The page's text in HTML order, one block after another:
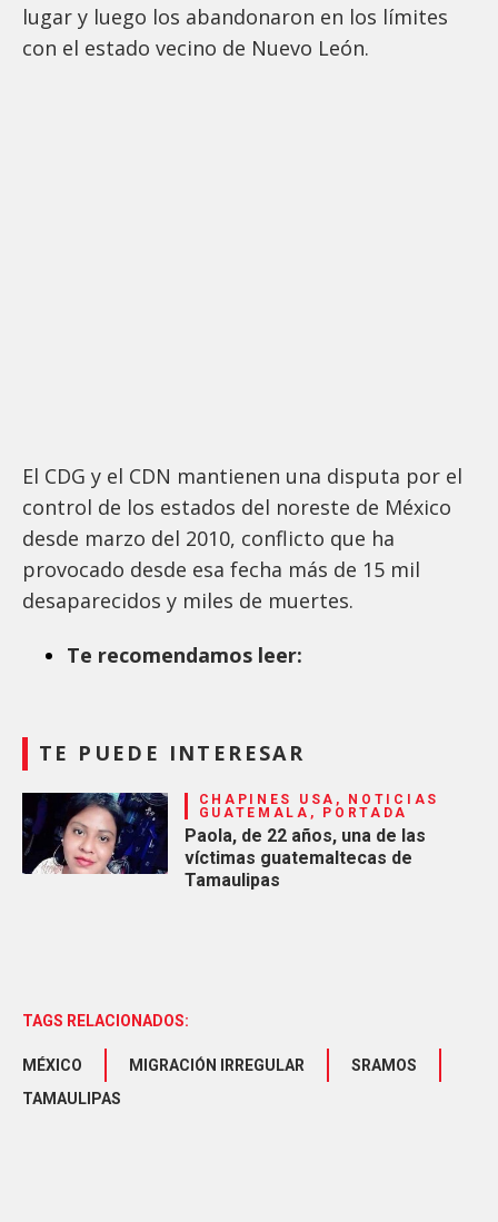
lugar y luego los abandonaron en los límites
con el estado vecino de Nuevo León.
El CDG y el CDN mantienen una disputa por el
control de los estados del noreste de México
desde marzo del 2010, conflicto que ha
provocado desde esa fecha más de 15 mil
desaparecidos y miles de muertes.
Te recomendamos leer:
TE PUEDE INTERESAR
CHAPINES USA, NOTICIAS
GUATEMALA, PORTADA
Paola, de 22 años, una de las
víctimas guatemaltecas de
Tamaulipas
TAGS RELACIONADOS:
MÉXICO MIGRACIÓN IRREGULAR
SRAMOS
TAMAULIPAS